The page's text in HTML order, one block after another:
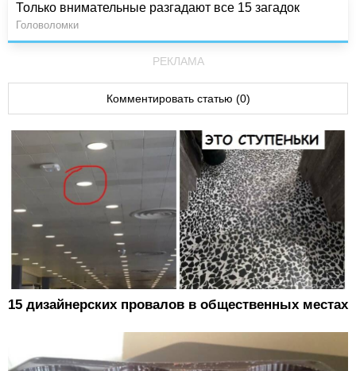
Только внимательные разгадают все 15 загадок
Головоломки
РЕКЛАМА
Комментировать статью (0)
15 дизайнерских провалов в общественных местах